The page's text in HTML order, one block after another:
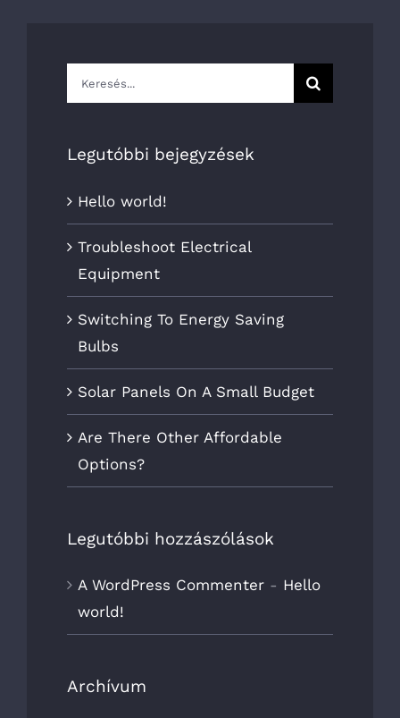
Keresés...
Legutóbbi bejegyzések
Hello world!
Troubleshoot Electrical
Equipment
Switching To Energy Saving
Bulbs
Solar Panels On A Small Budget
Are There Other Affordable
Options?
Legutóbbi hozzászólások
A WordPress Commenter - Hello
world!
Archívum